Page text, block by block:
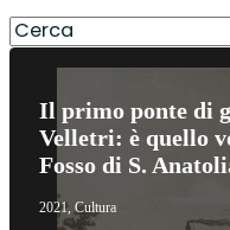
Il primo ponte di
Velletri: è quello
Fosso di S.
2021, Cultura